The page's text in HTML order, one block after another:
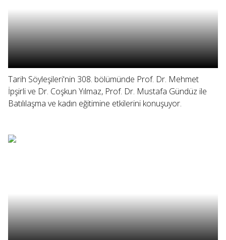
Tarih Söyleşileri'nin 308. bölümünde Prof. Dr. Mehmet
İpşirli ve Dr. Coşkun Yılmaz, Prof. Dr. Mustafa Gündüz ile
Batılılaşma ve kadın eğitimine etkilerini konuşuyor.